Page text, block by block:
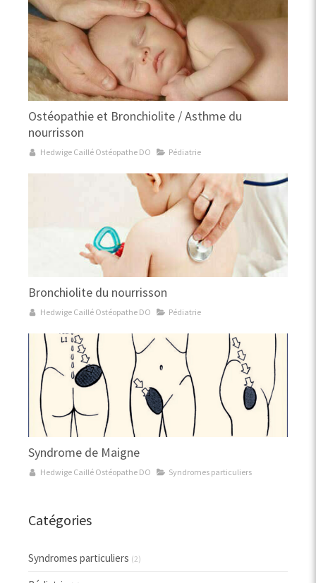
Ostéopathie et Bronchiolite / Asthme du
nourrisson
Hedwige Caillé Ostéopathe DO Pédiatrie
Bronchiolite du nourrisson
Hedwige Caillé Ostéopathe DO Pédiatrie
Syndrome de Maigne
Hedwige Caillé Ostéopathe DO Syndromes particuliers
Catégories
Syndromes particuliers (2)